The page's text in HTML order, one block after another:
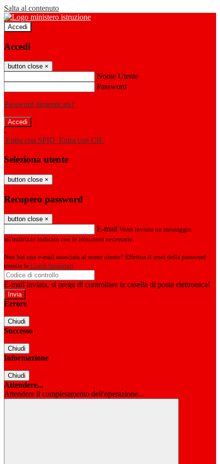
Salta al contenuto
Accedi
Accedi
button close ×
Nome Utente
Password
Password dimenticata?
-
Entra con SPID Entra con CIE
Seleziona utente
button close ×
Recupero password
button close ×
E-mail Verrà inviato un messaggio
all'indirizzo indicato con le istruzioni necessarie.
Non hai una e-mail associata al nome utente? Effettua il reset della password
tramite la Login Spaggiari
E-mail inviata, si prega di controllare la casella di posta elettronica!
Errore
Chiudi
Successo
Chiudi
Informazione
Chiudi
Attendere...
Attendere il completamento dell'operazione...